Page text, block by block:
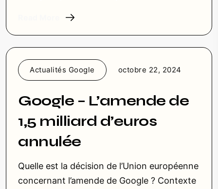
Actualités Google octobre 22, 2024
Google – L’amende de
1,5 milliard d’euros
annulée
Quelle est la décision de l’Union européenne
concernant l’amende de Google ? Contexte